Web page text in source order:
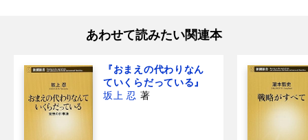
あわせて読みたい関連本
『おまえの代わりなん
ていくらだっている』
坂上 忍 著